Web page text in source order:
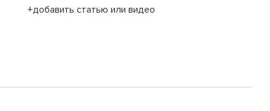
+добавить статью или видео